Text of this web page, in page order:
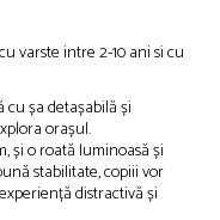
varste intre 2-10 ani si cu
cu șa detașabilă și
orașul.
și o roată luminoasă și
stabilitate, copiii vor
distractivă și